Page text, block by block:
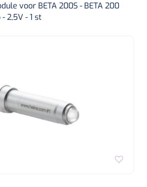
voor BETA 200S - BETA 200
2,5V - 1 st